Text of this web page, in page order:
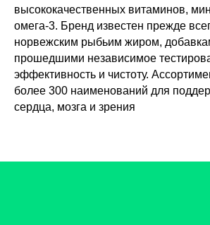
высококачественных витаминов,
омега-3. Бренд известен прежде
норвежским рыбьим жиром,
прошедшими независимое
эффективность и чистоту.
более 300 наименований для
сердца, мозга и зрения